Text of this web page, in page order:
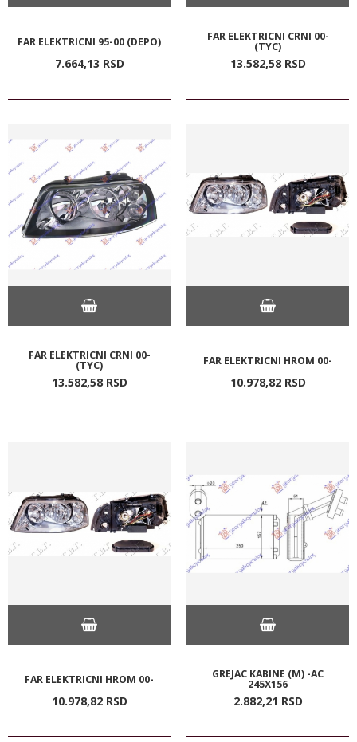
FAR ELEKTRICNI 95-00 (DEPO)
7.664,13 RSD
FAR ELEKTRICNI CRNI 00-
(TYC)
13.582,58 RSD
FAR ELEKTRICNI CRNI 00-
(TYC)
13.582,58 RSD
FAR ELEKTRICNI HROM 00-
10.978,82 RSD
FAR ELEKTRICNI HROM 00-
10.978,82 RSD
GREJAC KABINE (M) -AC
245X156
2.882,21 RSD